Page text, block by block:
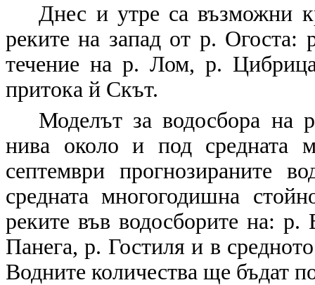
Днес и утре са възможни
реките на запад от р.
течение на р. Лом, р.
притока й Скът.
Моделът за водосбора на
нива около и под средната
септември прогнозираните
средната многогодишна
реките във водосборите на:
Панега, р. Гостиля и в
Водните количества ще бъдат